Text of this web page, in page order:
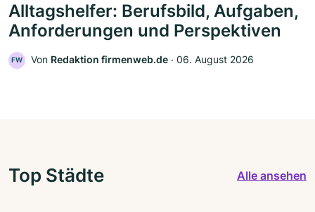
Alltagshelfer: Berufsbild, Aufgaben,
Anforderungen und Perspektiven
FW Von Redaktion firmenweb.de ‧ 06. August 2026
Top Städte Alle ansehen